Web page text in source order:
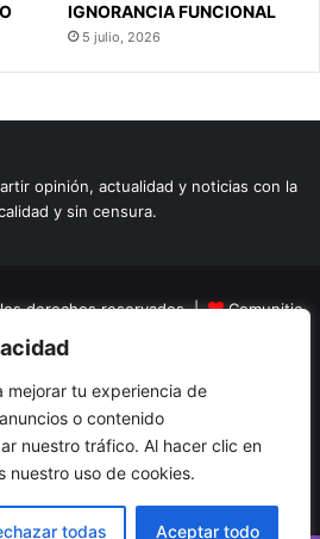
mejorar tu experiencia de
o contenido
nuestro tráfico. Al hacer clic en
nuestro uso de cookies.
todas Aceptar todo
IGNORANCIA FUNCIONAL
5 julio, 2026
opinión, actualidad y noticias con la
y sin censura.
derechos reservados |
Comunitic
BICNit 901228106
Opinion Turismo
Caricaturas Reportajes
FacebookYouTubeInstagram